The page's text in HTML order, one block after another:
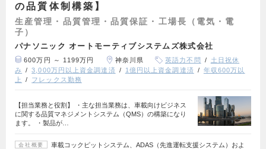
の品質体制構築】
生産管理・品質管理・品質保証・工場長（電気・電
子）
パナソニック オートモーティブシステムズ株式会社
600万円 ～ 1199万円 神奈川県 英語力不問
土日祝休
み
3,000万円以上資金調達済 1億円以上資金調達済
年収600万以
上
フレックス勤務
【担当業務と役割】 ・主な担当業務は、車載向けビジネス
に関する品質マネジメントシステム（QMS）の構築になり
ます。 ・製品が…
会社概要
車載コックピットシステム、ADAS（先進運転支援システム）およ